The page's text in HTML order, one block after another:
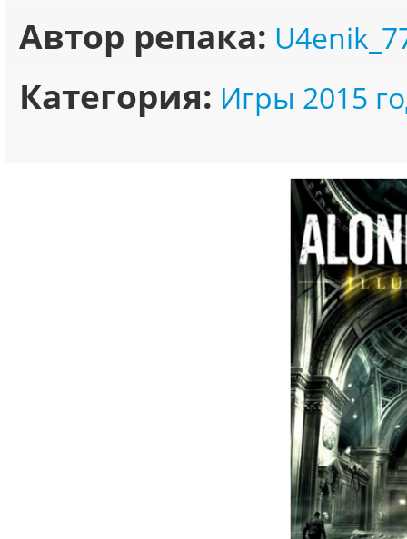
Автор репака:
Категория: Игры 2015